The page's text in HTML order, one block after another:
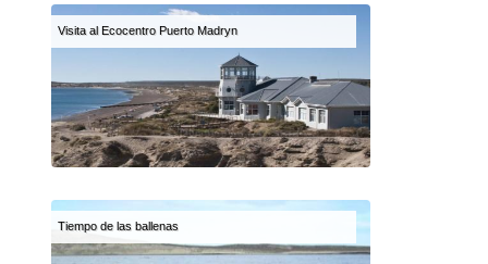
Visita al Ecocentro Puerto Madryn
Tiempo de las ballenas